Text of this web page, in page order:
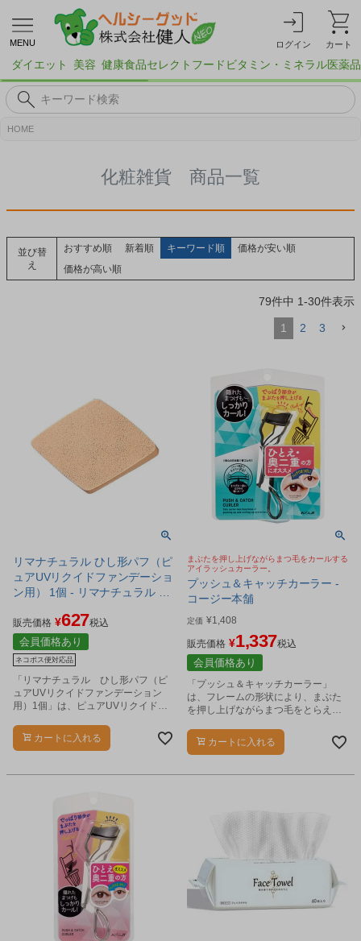
MENU ログイン カート
ダイエット 美容 健康食品セレクトフード ビタミン・ミネラル医薬品
HOME
化粧雑貨 商品一覧
並び替
え
おすすめ順 新着順 キーワード順
価格が安い順
価格が高い順
79件中 1-30件表示
1 2 3
リマナチュラル ひし形パフ（ピ
ュアUVリクイドファンデーショ
ン用） 1個 - リマナチュラル ※
販売価格 ¥627税込
会員価格あり
ネコポス便対応品
「リマナチュラル ひし形パフ（ピ
ュアUVリクイドファンデーション
用）1個」は、ピュアUVリクイドフ
カートに入れる
まぶたを押し上げながらまつ毛をカールする
アイラッシュカーラー。
プッシュ＆キャッチカーラー -
コージー本舗
定価 ¥1,408
販売価格 ¥1,337税込
会員価格あり
「プッシュ＆キャッチカーラー」
は、フレームの形状により、まぶた
を押し上げながらまつ毛をとらえて
です。
カートに入れる